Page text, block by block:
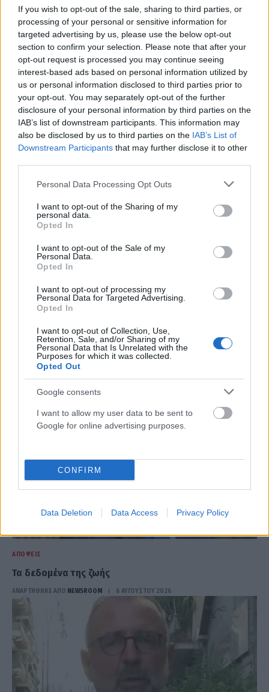
If you wish to opt-out of the sale, sharing to third parties, or
processing of your personal or sensitive information for
targeted advertising by us, please use the below opt-out
section to confirm your selection. Please note that after your
opt-out request is processed you may continue seeing
interest-based ads based on personal information utilized by
us or personal information disclosed to third parties prior to
your opt-out. You may separately opt-out of the further
disclosure of your personal information by third parties on the
IAB’s list of downstream participants. This information may
also be disclosed by us to third parties on the IAB’s List of
Downstream Participants that may further disclose it to other
Please note that this website/app uses one or more Google
not limited to your visit or usage behaviour. You may click to
grant or deny consent to Google and its third-party tags to
use your data for below specified purposes in below Google
consent section.
Personal Data Processing Opt Outs
I want to opt-out of the Sharing of my
personal data.
Opted In
I want to opt-out of the Sale of my
Personal Data.
Opted In
I want to opt-out of processing my
Personal Data for Targeted Advertising.
Opted In
I want to opt-out of Collection, Use,
Retention, Sale, and/or Sharing of my
Personal Data that Is Unrelated with the
Purposes for which it was collected.
Opted Out
Google consents
I want to allow my user data to be sent to
Google for online advertising purposes.
CONFIRM
Data Deletion Data Access Privacy Policy
ΑΠΌΨΕΙΣ
Η ελληνική ελαιοπαραγωγή στην κλιματική κρίση: η
διπλή πρόκληση
ΑΝΑΡΤΗΘΗΚΕ ΑΠΟNEWSROOM 7 ΑΥΓΟΎΣΤΟΥ 2026
Η Βουλή των 52 ανεξαρτήτων: σύμπτωμα παρακμής
του κομματικού συστήματος;
ΑΝΑΡΤΗΘΗΚΕ ΑΠΟ NEWSROOM
ΑΠΌΨΕΙΣ
Τα δεδομένα της ζωής
ΑΝΑΡΤΗΘΗΚΕ ΑΠΟ NEWSROOM 6 ΑΥΓΟΎΣΤΟΥ 2026